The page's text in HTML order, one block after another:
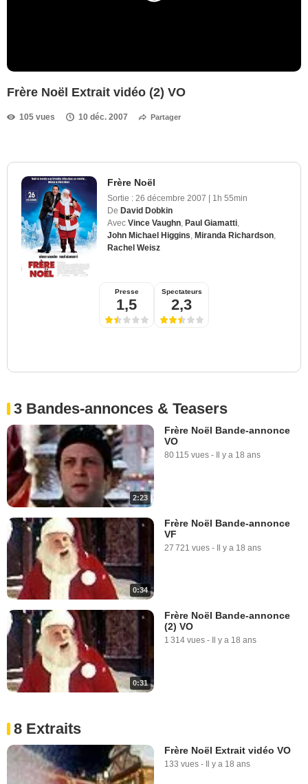
Frère Noël Extrait vidéo (2) VO
105 vues 10 déc. 2007 Partager
Frère Noël
Sortie : 26 décembre 2007 | 1h 55min
De David Dobkin
Avec Vince Vaughn Paul Giamatti
John Michael Higgins Miranda Richardson
Rachel Weisz
Presse
1,5
Spectateurs
2,3
3 Bandes-annonces & Teasers
2:23
Frère Noël Bande-annonce
VO
80 115 vues - Il y a 18 ans
0:34
Frère Noël Bande-annonce
VF
27 721 vues - Il y a 18 ans
0:31
Frère Noël Bande-annonce
(2) VO
1 314 vues - Il y a 18 ans
8 Extraits
Frère Noël Extrait vidéo VO
133 vues - Il y a 18 ans